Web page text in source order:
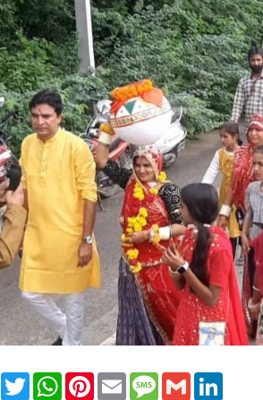
FacebookTwitterWhatsAppPinterest
Email Message
Gmail